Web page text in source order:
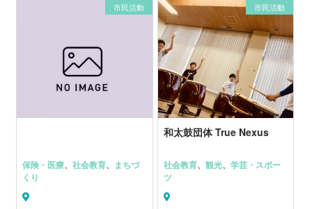
市民活動
保険・医療、 社会教育、 まちづ
くり
市民活動
和太鼓団体 True Nexus
社会教育、 観光、 学芸・スポー
ツ